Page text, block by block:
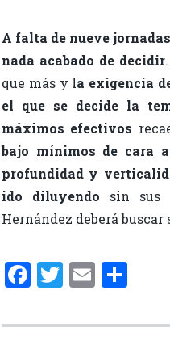
A falta de nueve
nada acabado de decidir.
que más y la exigencia
el que se decide la
máximos efectivos
bajo mínimos de cara
profundidad y
ido diluyendo sin sus
Hernández deberá
F
ce
T
it
E
ai
C
m